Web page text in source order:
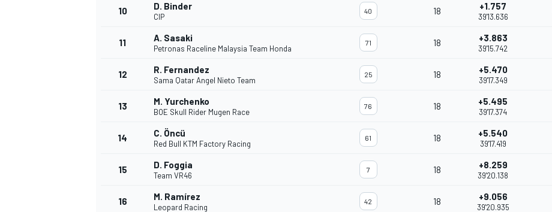
MONOPOSTO
10 D. Binder
CIP
40 18 +1.757
39'13.636
11 A. Sasaki
Petronas Raceline Malaysia Team Honda
71 18 +3.863
39'15.742
12 R. Fernandez
Sama Qatar Angel Nieto Team
25 18 +5.470
39'17.349
13 M. Yurchenko
BOE Skull Rider Mugen Race
76 18 +5.495
39'17.374
14 C. Öncü
Red Bull KTM Factory Racing
61 18 +5.540
39'17.419
15 D. Foggia
Team VR46
7 18 +8.259
39'20.138
16 M. Ramírez
Leopard Racing
42 18 +9.056
39'20.935